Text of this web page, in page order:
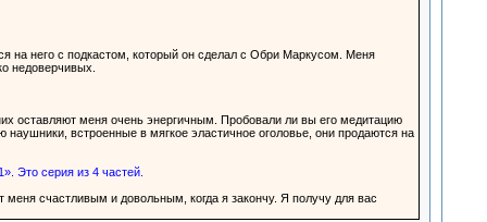
на него с подкастом, который он сделал с Обри Маркусом. Меня
недоверчивых.
оставляют меня очень энергичным. Пробовали ли вы его медитацию
встроенные в мягкое эластичное оголовье, они продаются на
Это серия из 4 частей.
счастливым и довольным, когда я закончу. Я получу для вас